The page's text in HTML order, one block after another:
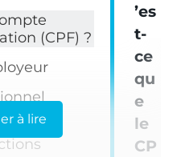
(CPF) ?
’es
t-
ce
qu
e
le
CP
à lire